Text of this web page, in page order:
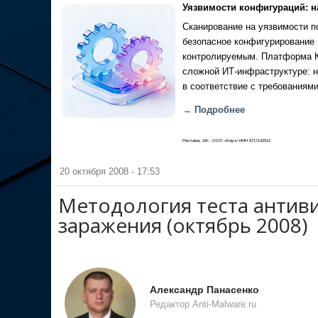
Уязвимости конфигураций:
Сканирование на уязвимости
безопасное
контролируемым. Платформа
сложной ИТ-инфраструктуре:
в соответствие с
→ Подробнее
Реклама, 18+. ООО «Кауч» ИНН 9717142012
20 октября 2008 - 17:53
Методология теста
заражения (октябрь 2008)
Александр Панасенко
Редактор Anti-Malware.ru